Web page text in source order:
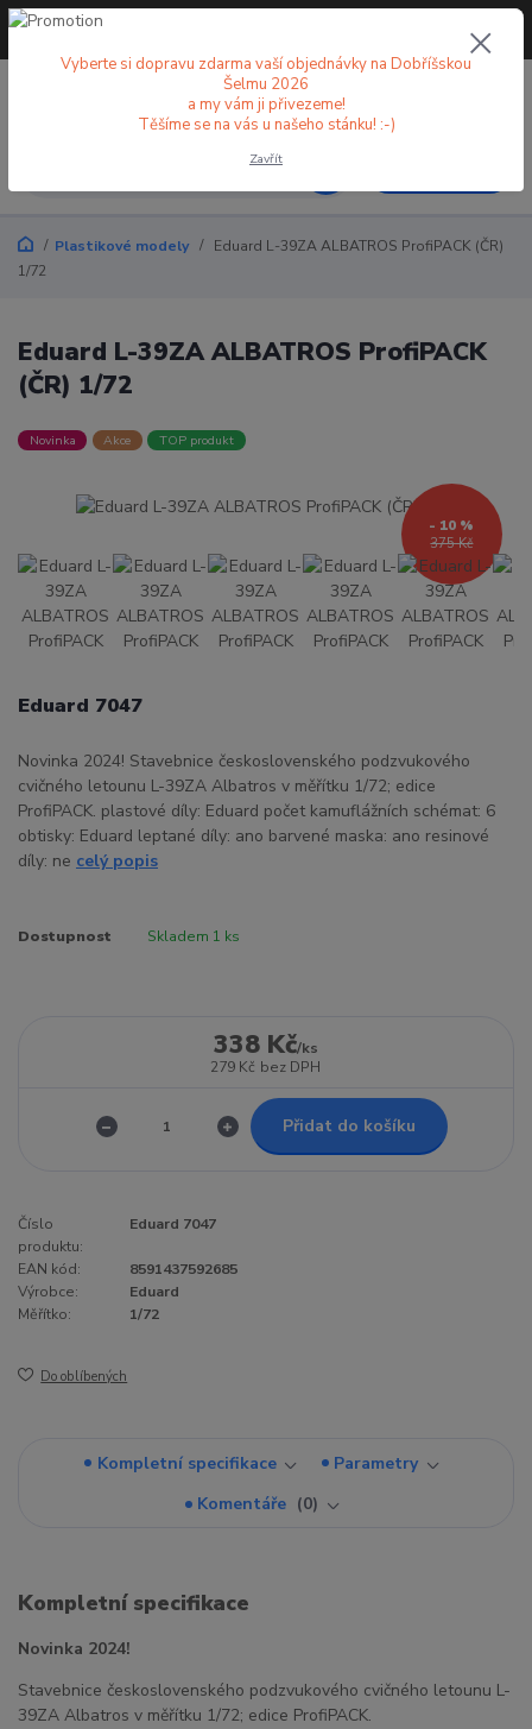
+420 773 998 582
Plastikové modely
Eduard L-39ZA ALBATROS ProfiPACK (ČR)
1/72
Eduard L-39ZA ALBATROS ProfiPACK
(ČR) 1/72
Novinka Akce TOP produkt
375 Kč
- 10 %
Eduard 7047
Novinka 2024! Stavebnice československého podzvukového
cvičného letounu L-39ZA Albatros v měřítku 1/72; edice
ProfiPACK. plastové díly: Eduard počet kamuflážních schémat: 6
obtisky: Eduard leptané díly: ano barvené maska: ano resinové
díly: ne celý popis
Dostupnost Skladem 1 ks
338 Kč/ks
279 Kč bez DPH
Přidat do košíku
Číslo
produktu:
Eduard 7047
EAN kód:
8591437592685
Výrobce:
Eduard
Měřítko:
1/72
Do oblíbených
Kompletní specifikace
Parametry
Komentáře
0
Kompletní specifikace
Novinka 2024!
Stavebnice československého podzvukového cvičného letounu L-
39ZA Albatros v měřítku 1/72; edice ProfiPACK.
Vyberte si dopravu zdarma vaší objednávky na Dobříšskou
Šelmu 2026
a my vám ji přivezeme!
Těšíme se na vás u našeho stánku! :-)
Zavřít